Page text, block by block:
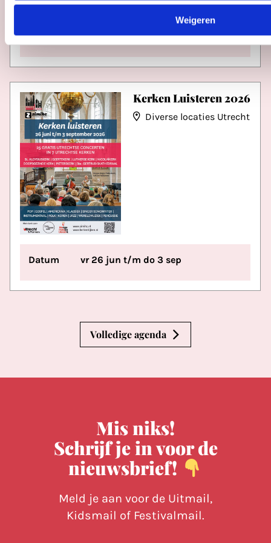
Weigeren
Tijd
20:00 - 00:00
Kerken Luisteren 2026
Diverse locaties Utrecht
Datum vr 26 jun t/m do 3 sep
Volledige agenda
Mis niks!
Schrijf je in voor de
nieuwsbrief!
Meld je aan voor de Uitmail,
Kidsmail of Festivalmail.